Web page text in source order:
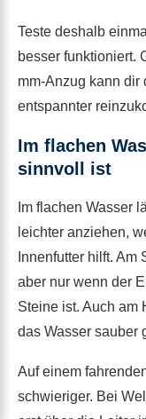
Teste deshalb
besser funktioniert.
mm-Anzug kann dir
entspannter
Im flachen
sinnvoll ist
Im flachen Wasser
leichter anziehen,
Innenfutter hilft. Am
aber nur wenn der
Steine ist. Auch am
das Wasser sauber
Auf einem
schwieriger. Bei